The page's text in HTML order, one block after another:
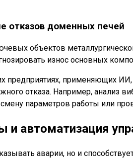
отказов доменных печей
объектов
износ основных
предприятиях, применяющих
отказа. Например, анализ
параметров работы или
и автоматизация
аварии, но и